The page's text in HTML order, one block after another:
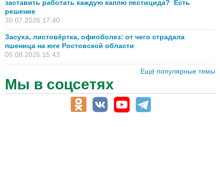
заставить работать каждую каплю пестицида? Есть
решение
30.07.2026 17:40
Засуха, листовёртка, офиоболез: от чего страдала
пшеница на юге Ростовской области
05.08.2026 15:43
Ещё популярные темы
Мы в соцсетях